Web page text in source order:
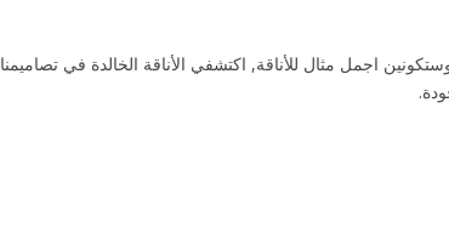
اجمل مثال للأناقة, اكتشفي الأناقة الخالدة في تصاميمنا